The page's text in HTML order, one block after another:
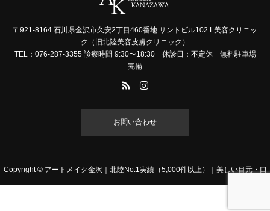
〒921-8164 石川県金沢市久安2丁目460番地 サントビル102 L美容クリニッ
ク（旧北陸美容皮膚クリニック）
TEL：076-287-3355 診療時間 9:30〜18:30 休診日：不定休 無料駐車場
完備
お問い合わせ
Copyright © アートメイク金沢｜北陸No.1実績（5,000件以上）｜美しい目元・口